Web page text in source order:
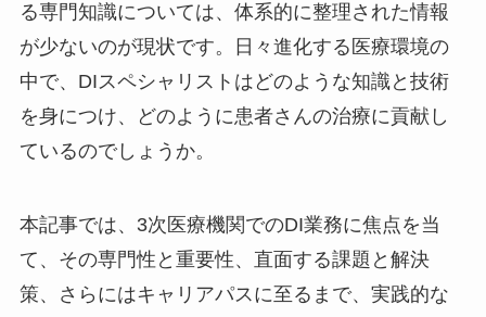
る専門知識については、体系的に整理された情報
が少ないのが現状です。日々進化する医療環境の
中で、DIスペシャリストはどのような知識と技術
を身につけ、どのように患者さんの治療に貢献し
ているのでしょうか。
本記事では、3次医療機関でのDI業務に焦点を当
て、その専門性と重要性、直面する課題と解決
策、さらにはキャリアパスに至るまで、実践的な